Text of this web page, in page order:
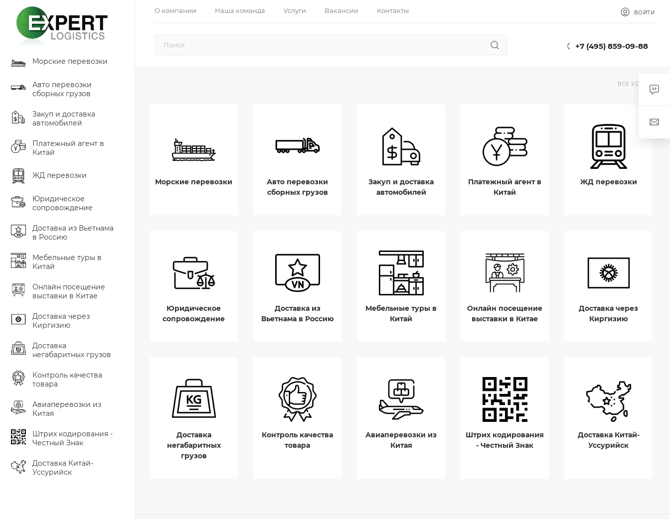
О компании Наша команда Услуги Вакансии Контакты ВОЙТИ
+7 (495) 859-09-88
Морские перевозки
Авто перевозки
сборных грузов
Закуп и доставка
автомобилей
Платежный агент в
Китай
ЖД перевозки
Юридическое
сопровождение
Доставка из Вьетнама
в Россию
Мебельные туры в
Китай
Онлайн посещение
выставки в Китае
Доставка через
Киргизию
Доставка
негабаритных грузов
Контроль качества
товара
Авиаперевозки из
Китая
Штрих кодирования -
Честный Знак
Доставка Китай-
Уссурийск
ВСЕ УСЛУГИ
Морские перевозки
Авто перевозки
сборных грузов
Закуп и доставка
автомобилей
Платежный агент в
Китай
ЖД перевозки
Юридическое
сопровождение
Доставка из
Вьетнама в Россию
Мебельные туры в
Китай
Онлайн посещение
выставки в Китае
Доставка через
Киргизию
Доставка
негабаритных
грузов
Контроль качества
товара
Авиаперевозки из
Китая
Штрих кодирования
- Честный Знак
Доставка Китай-
Уссурийск